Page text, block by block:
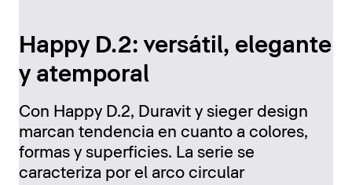
Happy D.2: versátil, elegante
y atemporal
Con Happy D.2, Duravit y sieger design
marcan tendencia en cuanto a colores,
formas y superficies. La serie se
caracteriza por el arco circular